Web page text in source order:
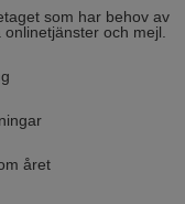
som har behov av
och mejl.
året